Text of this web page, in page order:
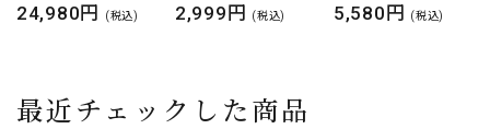
生日 パーティー お
2,999円 (税込)
ースライス 業務用
5,580円 (税込)
ーハーブ スマイルサ
600円 (税込)
最近チェックした商品